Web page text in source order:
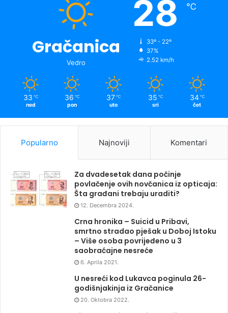
Gračanica
Vedro
28 ℃
33º - 22º
37%
2.52 km/h
33 ℃
ned
36 ℃
pon
37 ℃
uto
35 ℃
sri
34 ℃
čet
Popularno Najnoviji Komentari
Za dvadesetak dana počinje
povlačenje ovih novčanica iz opticaja:
Šta građani trebaju uraditi?
12. Decembra 2024.
Crna hronika – Suicid u Pribavi,
smrtno stradao pješak u Doboj Istoku
– Više osoba povrijeđeno u 3
saobraćajne nesreće
6. Aprila 2021.
U nesreći kod Lukavca poginula 26-
godišnjakinja iz Gračanice
20. Oktobra 2022.